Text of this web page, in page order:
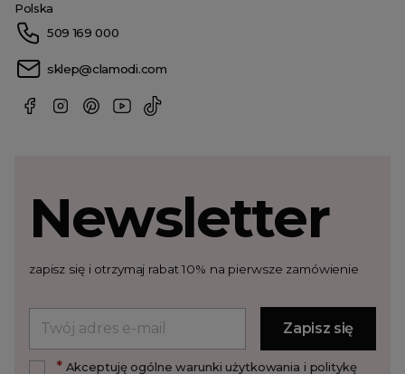
Polska
509 169 000
sklep@clamodi.com
Newsletter
zapisz się i otrzymaj rabat 10% na pierwsze zamówienie
*Akceptuję ogólne warunki użytkowania i politykę